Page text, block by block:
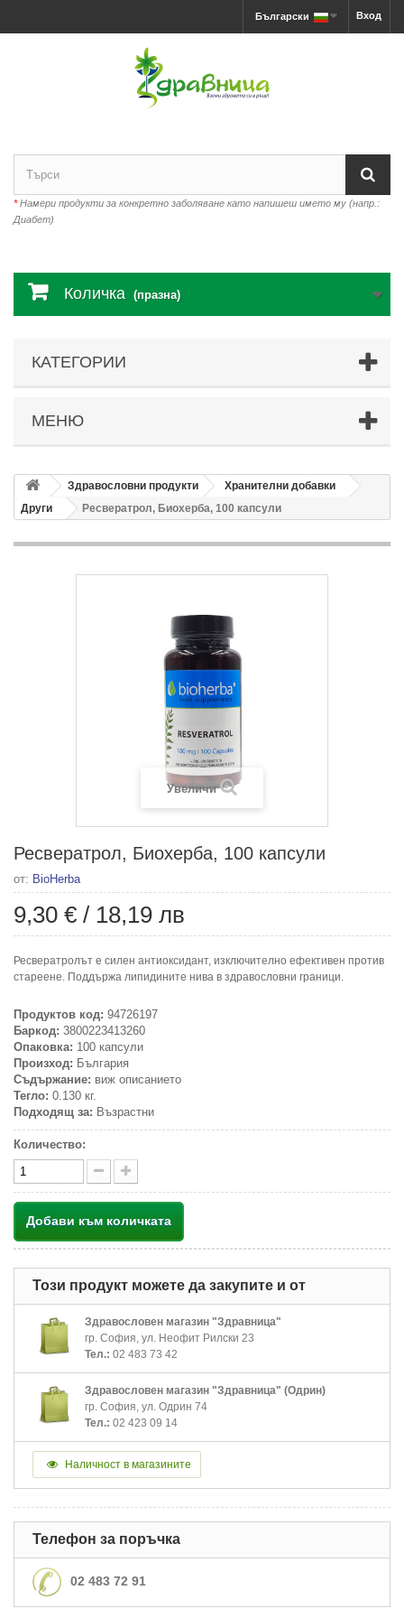
Вход
Български
*Намери продукти за конкретно заболяване като напишеш името му (напр.:
Диабет)
Количка (празна)
КАТЕГОРИИ
МЕНЮ
Здравословни продукти
Хранителни добавки
Други
Ресвератрол, Биохерба, 100 капсули
Увеличи
Ресвератрол, Биохерба, 100 капсули
от: BioHerba
9,30 € / 18,19 лв
Ресвератролът е силен антиоксидант, изключително ефективен против
стареене. Поддържа липидините нива в здравословни граници.
Продуктов код: 94726197
Баркод: 3800223413260
Опаковка: 100 капсули
Произход: България
Съдържание: виж описанието
Тегло: 0.130 кг.
Подходящ за: Възрастни
Количество:
Добави към количката
Този продукт можете да закупите и от
Здравословен магазин "Здравница"
гр. София, ул. Неофит Рилски 23
Тел.: 02 483 73 42
Здравословен магазин "Здравница" (Одрин)
гр. София, ул. Одрин 74
Тел.: 02 423 09 14
Наличност в магазините
Телефон за поръчка
02 483 72 91